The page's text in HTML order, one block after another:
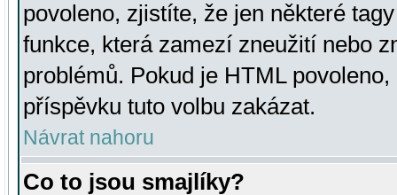
povoleno, zjistíte, že jen některé
funkce, která zamezí zneužití nebo
problémů. Pokud je HTML
příspěvku tuto volbu zakázat.
Návrat nahoru
Co to jsou smajlíky?